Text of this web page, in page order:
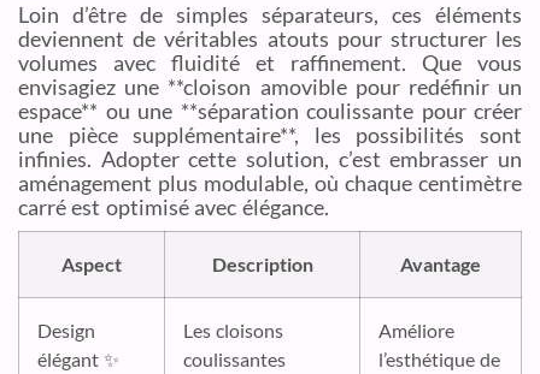
Loin d’être de simples séparateurs, ces éléments
deviennent de véritables atouts pour structurer les
volumes avec fluidité et raffinement. Que vous
envisagiez une **cloison amovible pour redéfinir un
espace** ou une **séparation coulissante pour créer
une pièce supplémentaire**, les possibilités sont
infinies. Adopter cette solution, c’est embrasser un
aménagement plus modulable, où chaque centimètre
carré est optimisé avec élégance.
Aspect Description Avantage
Design
élégant ✨
Les cloisons
coulissantes
Améliore
l’esthétique de